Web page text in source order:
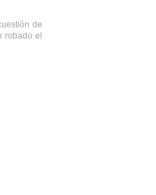
de
robado el